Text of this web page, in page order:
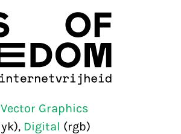
Graphics
Digital (rgb)